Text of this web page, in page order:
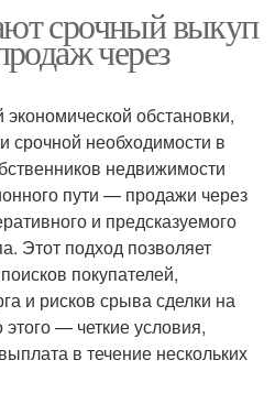
срочный выкуп
через
обстановки,
срочной необходимости в
недвижимости
пути — продажи через
и предсказуемого
Этот подход позволяет
покупателей,
и рисков срыва сделки на
— четкие условия,
в течение нескольких